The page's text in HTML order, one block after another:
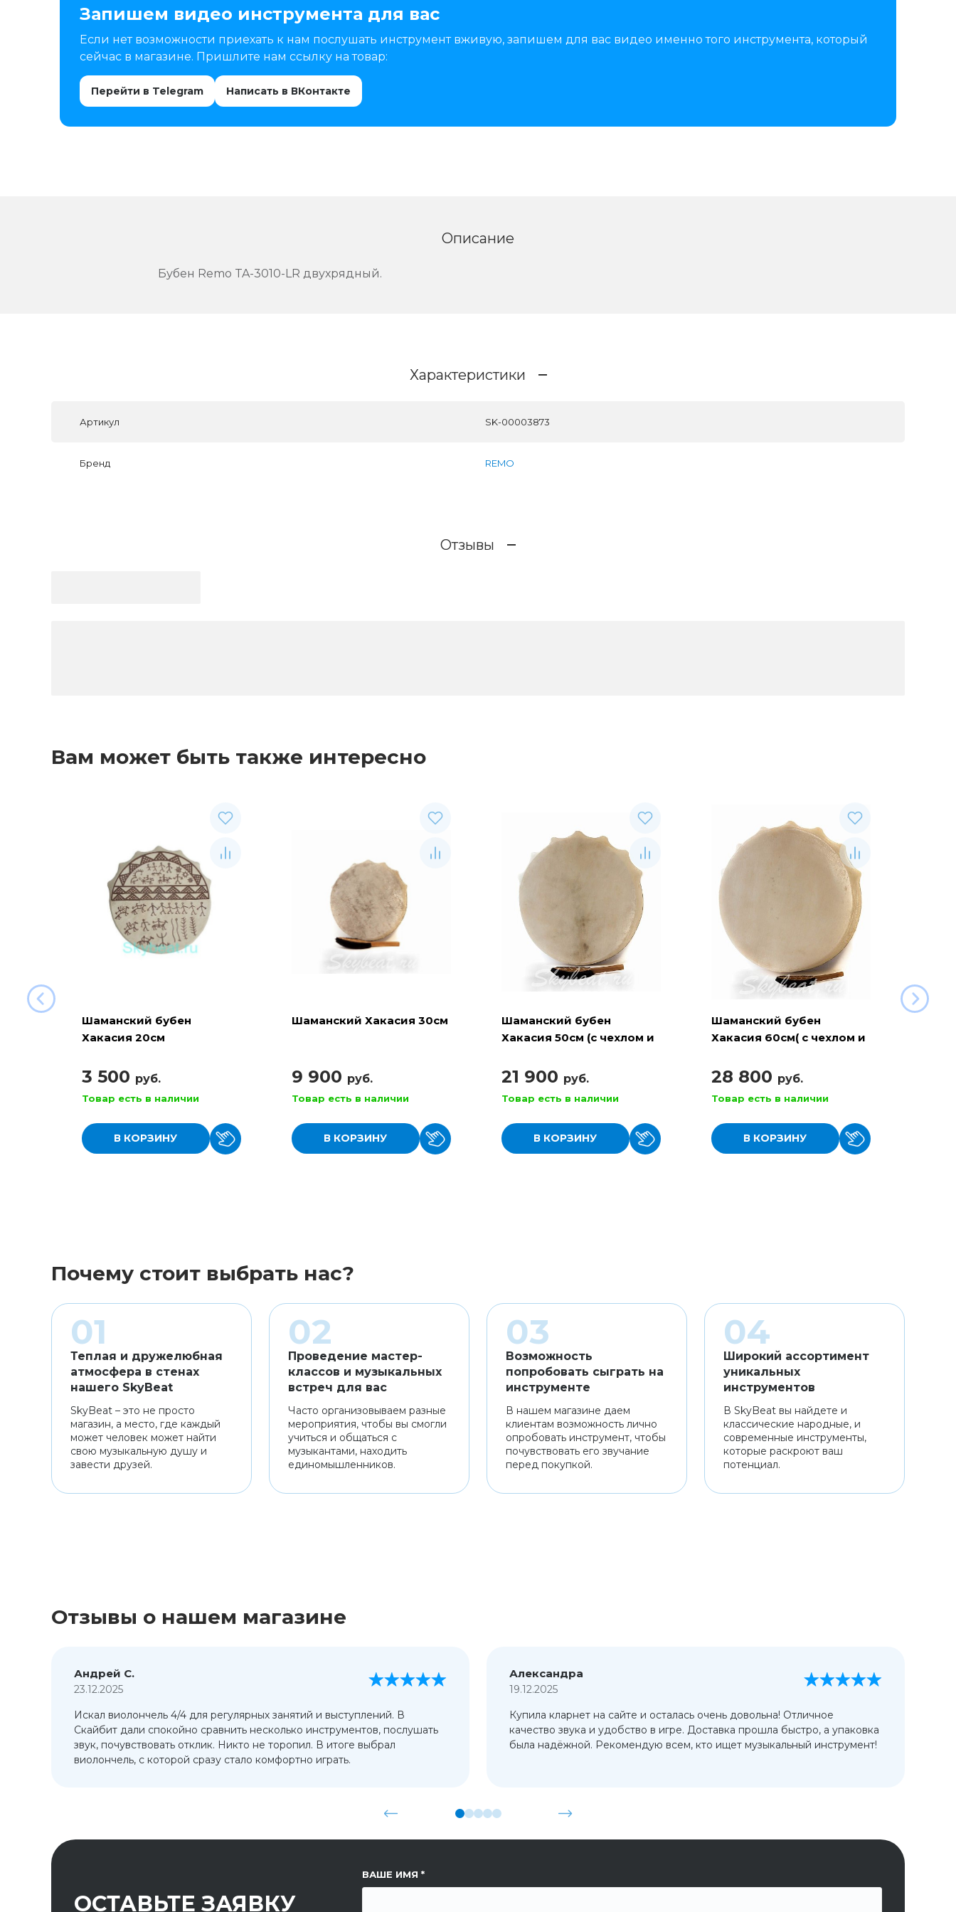
Запишем видео инструмента для вас
Если нет возможности приехать к нам послушать инструмент вживую, запишем для вас видео именно того инструмента, который
сейчас в магазине. Пришлите нам ссылку на товар:
Перейти в Telegram Написать в ВКонтакте
Описание
Бубен Remo TA-3010-LR двухрядный.
Характеристики
Артикул SK-00003873
Бренд REMO
Отзывы
Вам может быть также интересно
Шаманский бубен
Хакасия 20см
3 500 руб.
Товар есть в наличии
В КОРЗИНУ
Шаманский Хакасия 30см
9 900 руб.
Товар есть в наличии
В КОРЗИНУ
Шаманский бубен
Хакасия 50см (с чехлом и
21 900 руб.
Товар есть в наличии
В КОРЗИНУ
Шаманский бубен
Хакасия 60см( с чехлом и
28 800 руб.
Товар есть в наличии
В КОРЗИНУ
Почему стоит выбрать нас?
Теплая и дружелюбная
атмосфера в стенах
нашего SkyBeat
SkyBeat – это не просто
магазин, а место, где каждый
может человек может найти
свою музыкальную душу и
завести друзей.
Проведение мастер-
классов и музыкальных
встреч для вас
Часто организовываем разные
мероприятия, чтобы вы смогли
учиться и общаться с
музыкантами, находить
единомышленников.
Возможность
попробовать сыграть на
инструменте
В нашем магазине даем
клиентам возможность лично
опробовать инструмент, чтобы
почувствовать его звучание
перед покупкой.
Широкий ассортимент
уникальных
инструментов
В SkyBeat вы найдете и
классические народные, и
современные инструменты,
которые раскроют ваш
потенциал.
Отзывы о нашем магазине
Андрей С.
23.12.2025
Искал виолончель 4/4 для регулярных занятий и выступлений. В
Скайбит дали спокойно сравнить несколько инструментов, послушать
звук, почувствовать отклик. Никто не торопил. В итоге выбрал
виолончель, с которой сразу стало комфортно играть.
Александра
19.12.2025
Купила кларнет на сайте и осталась очень довольна! Отличное
качество звука и удобство в игре. Доставка прошла быстро, а упаковка
была надёжной. Рекомендую всем, кто ищет музыкальный инструмент!
ОСТАВЬТЕ ЗАЯВКУ
ВАШЕ ИМЯ
ССЫЛКА НА СТРАНИЦУ